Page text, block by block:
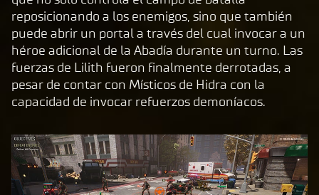
le.
reposicionando a los enemigos, sino que también
puede abrir un portal a través del cual invocar a un
héroe adicional de la Abadía durante un turno. Las
fuerzas de Lilith fueron finalmente derrotadas, a
pesar de contar con Místicos de Hidra con la
capacidad de invocar refuerzos demoníacos.